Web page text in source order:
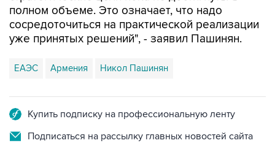
полном объеме. Это означает, что надо
сосредоточиться на практической реализации
уже принятых решений", - заявил Пашинян.
ЕАЭС Армения Никол Пашинян
Купить подписку на профессиональную ленту
Подписаться на рассылку главных новостей сайта